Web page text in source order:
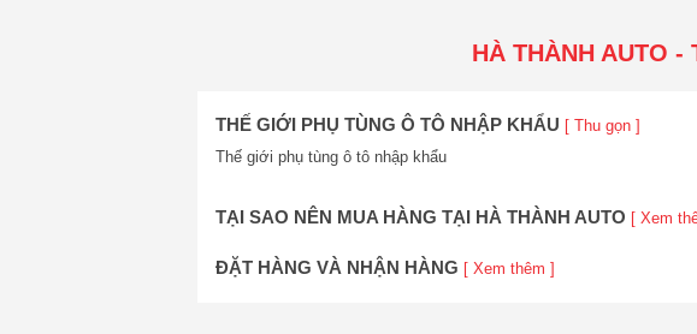
HÀ THÀNH AUTO -
THẾ GIỚI PHỤ TÙNG Ô TÔ NHẬP KHẨU [ Thu gọn ]
Thế giới phụ tùng ô tô nhập khẩu
TẠI SAO NÊN MUA HÀNG TẠI HÀ THÀNH AUTO [ Xem
ĐẶT HÀNG VÀ NHẬN HÀNG [ Xem thêm ]